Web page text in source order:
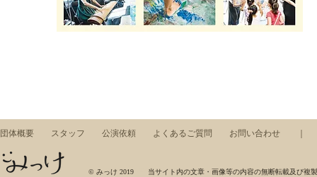
団体概要 スタッフ 公演依頼 よくあるご質問 お問い合わせ
みっけ，ワークショップ，東京藝術大学，芸術集団，展示，コンサート，アート，音楽，美術
© みっけ 2019 当サイト内の文章・画像等の内容の無断転載及び複